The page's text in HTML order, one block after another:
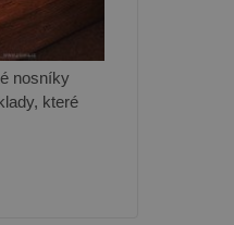
nosníky
které